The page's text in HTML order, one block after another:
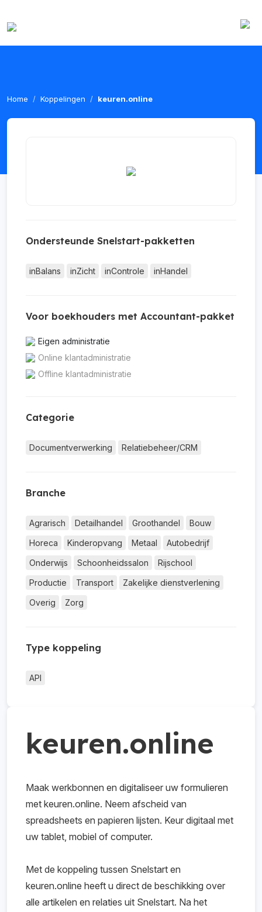
Home Koppelingen keuren.online
Ondersteunde Snelstart-pakketten
inBalans inZicht inControle inHandel
Voor boekhouders met Accountant-pakket
Eigen administratie
Online klantadministratie
Offline klantadministratie
Categorie
Documentverwerking Relatiebeheer/CRM
Branche
Agrarisch Detailhandel Groothandel
Bouw
Horeca
Kinderopvang Metaal
Autobedrijf
Onderwijs
Schoonheidssalon
Rijschool
Productie
Transport
Zakelijke dienstverlening
Overig
Zorg
Type koppeling
API
keuren.online
Maak werkbonnen en digitaliseer uw formulieren
met keuren.online. Neem afscheid van
spreadsheets en papieren lijsten. Keur digitaal met
uw tablet, mobiel of computer.
Met de koppeling tussen Snelstart en
keuren.online heeft u direct de beschikking over
alle artikelen en relaties uit Snelstart. Na het